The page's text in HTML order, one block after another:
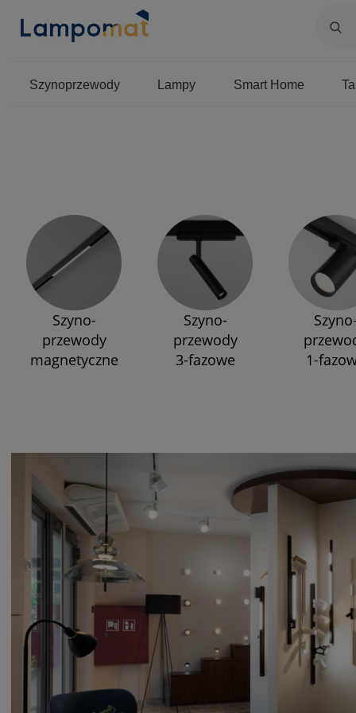
Szynoprzewody Lampy Smart Home
Szyno-
przewody
magnetyczne
Szyno-
przewody
3-fazowe
1-